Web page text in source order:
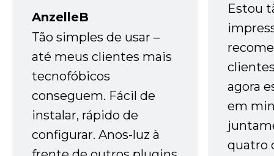
AnzelleB
Tão simples de usar –
até meus clientes mais
tecnofóbicos
conseguem. Fácil de
instalar, rápido de
configurar. Anos-luz à
Estou
agora
em
quatro